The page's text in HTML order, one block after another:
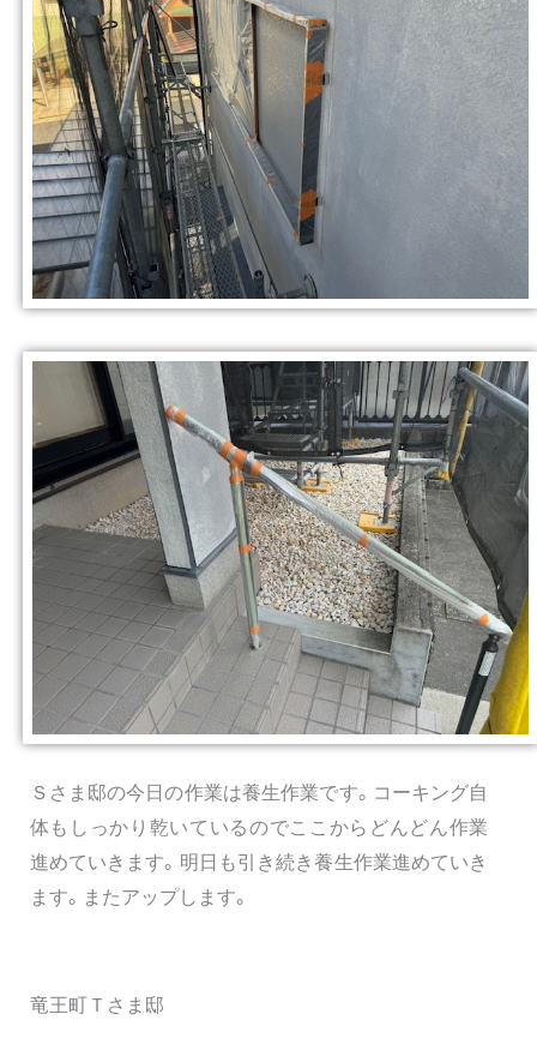
Ｓさま邸の今日の作業は養生作業です。コーキング自
体もしっかり乾いているのでここからどんどん作業
進めていきます。明日も引き続き養生作業進めていき
ます。またアップします。
竜王町Ｔさま邸